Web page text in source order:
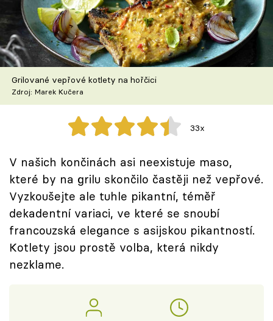
Škola vaření
Recepty z TV
Speciál: Cuketa
Těhotnej kuchař
Přihlášení
Sledujte nás
Grilované vepřové kotlety na hořčici
Zdroj: Marek Kučera
33x
V našich končinách asi neexistuje maso,
které by na grilu skončilo častěji než vepřové.
Vyzkoušejte ale tuhle pikantní, téměř
dekadentní variaci, ve které se snoubí
francouzská elegance s asijskou pikantností.
Kotlety jsou prostě volba, která nikdy
nezklame.